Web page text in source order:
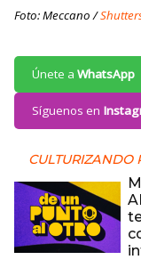
Foto: Meccano /
Únete a WhatsApp
Síguenos en
CULTURIZANDO